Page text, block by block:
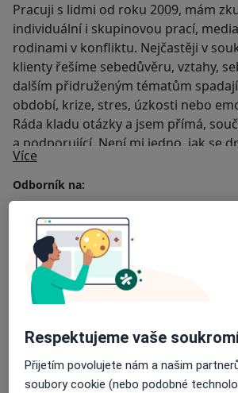
Pracuji s lidmi od roku 2009, mám
individuální i skupinovou prací,
rodinami v konfliktu. Nejčastěji v
klienty řešíme sebedůvěru, vztahy,
dalším přidruženým tématům
období, krize, stres, úzkosti nebo
Ráda kladu otázky a jsem přímá,
a podporující. Není mi jedno, jak se
mě důležité, aby byla sezení pro
Více
Odborník na:
Psychoterapie
Hlavní léčená onemocnění
Poruchy v mezilidských vztazích
Nízké sebevědomí
Pacienti, které ošetřuji
Dospělí (Pouze na některých
Respektujeme vaše
Přijetím povolujete nám a našim
soubory cookie (nebo podobné